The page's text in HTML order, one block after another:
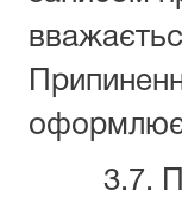
3.7.